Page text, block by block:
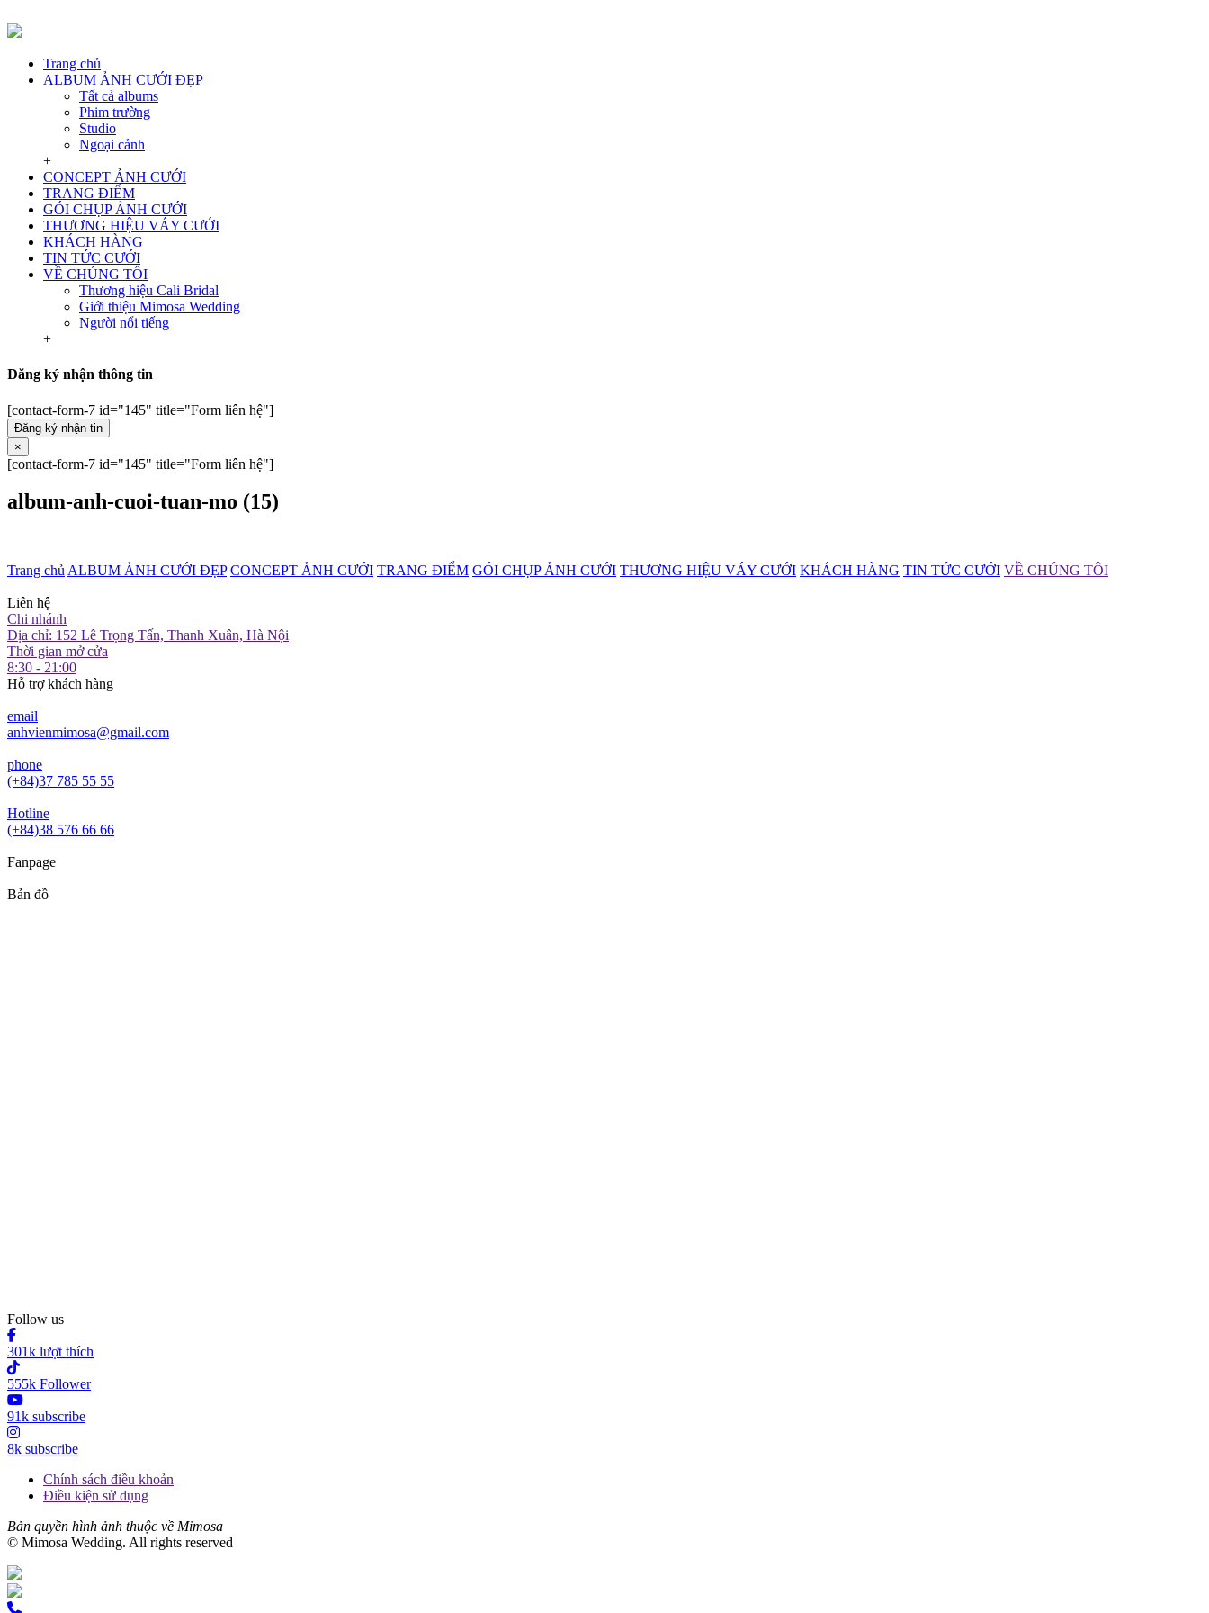
Trang chủ
ALBUM ẢNH CƯỚI ĐẸP
Tất cả albums
Phim trường
Studio
Ngoại cảnh
+
CONCEPT ẢNH CƯỚI
TRANG ĐIỂM
GÓI CHỤP ẢNH CƯỚI
THƯƠNG HIỆU VÁY CƯỚI
KHÁCH HÀNG
TIN TỨC CƯỚI
VỀ CHÚNG TÔI
Thương hiệu Cali Bridal
Giới thiệu Mimosa Wedding
Người nổi tiếng
+
Đăng ký nhận thông tin
[contact-form-7 id="145" title="Form liên hệ"]
Đăng ký nhận tin
×
[contact-form-7 id="145" title="Form liên hệ"]
album-anh-cuoi-tuan-mo (15)
Trang chủ ALBUM ẢNH CƯỚI ĐẸP CONCEPT ẢNH CƯỚI TRANG ĐIỂM GÓI CHỤP ẢNH CƯỚI THƯƠNG HIỆU VÁY CƯỚI KHÁCH HÀNG TIN TỨC CƯỚI VỀ CHÚNG TÔI
Liên hệ
Chi nhánh
Địa chỉ: 152 Lê Trọng Tấn, Thanh Xuân, Hà Nội
Thời gian mở cửa
8:30 - 21:00
Hỗ trợ khách hàng
email
anhvienmimosa@gmail.com
phone
(+84)37 785 55 55
Hotline
(+84)38 576 66 66
Fanpage
Bản đồ
Follow us
301k lượt thích
555k Follower
91k subscribe
8k subscribe
Chính sách điều khoản
Điều kiện sử dụng
Bản quyền hình ảnh thuộc về Mimosa
© Mimosa Wedding. All rights reserved